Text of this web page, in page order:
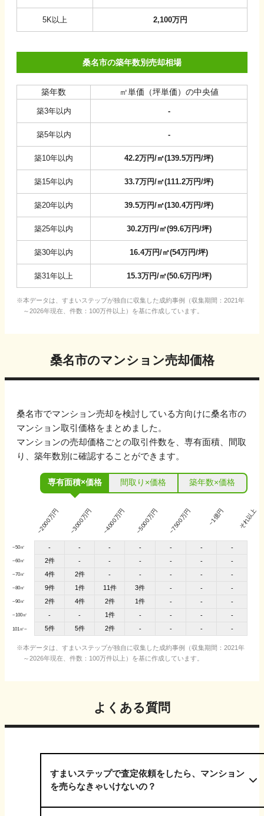
5K以上 2,100万円
桑名市の築年数別売却相場
築年数 ㎡単価（坪単価）の中央値
築3年以内 -
築5年以内 -
築10年以内 42.2万円/㎡(139.5万円/坪)
築15年以内 33.7万円/㎡(111.2万円/坪)
築20年以内 39.5万円/㎡(130.4万円/坪)
築25年以内 30.2万円/㎡(99.6万円/坪)
築30年以内 16.4万円/㎡(54万円/坪)
築31年以上 15.3万円/㎡(50.6万円/坪)
本データは、すまいステップが独自に収集した成約事例（収集期間：2021年
～2026年現在、件数：100万件以上）を基に作成しています。
桑名市のマンション売却価格
桑名市でマンション売却を検討している方向けに桑名市の
マンション取引価格をまとめました。
マンションの売却価格ごとの取引件数を、専有面積、間取
り、築年数別に確認することができます。
専有面積×価格 間取り×価格 築年数×価格
~50㎡
~60㎡
~70㎡
~80㎡
~90㎡
~100㎡
101㎡~
~2000万円 ~3000万円 ~4000万円 ~5000万円 ~7500万円 ~1億円 それ以上
- - - - - -
-
2件
- - - - -
-
4件
2件 - - - -
-
9件
1件 11件 3件 - -
-
2件
4件 2件 1件 - -
-
-
- 1件 - - -
-
5件
5件 2件 - - - -
本データは、すまいステップが独自に収集した成約事例（収集期間：2021年
～2026年現在、件数：100万件以上）を基に作成しています。
よくある質問
すまいステップで査定依頼をしたら、マンション
を売らなきゃいけないの？